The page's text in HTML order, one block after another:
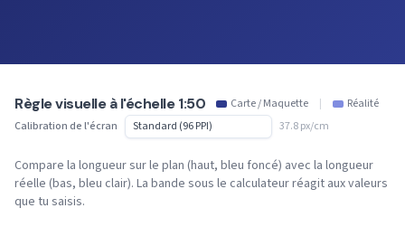
Règle visuelle à l'échelle 1:50 Carte / Maquette |
Réalité
Calibration de l'écran
37.8 px/cm
Compare la longueur sur le plan (haut, bleu foncé) avec la longueur
réelle (bas, bleu clair). La bande sous le calculateur réagit aux valeurs
que tu saisis.